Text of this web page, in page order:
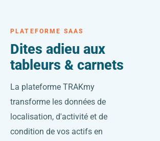
PLATEFORME SAAS
Dites adieu aux
tableurs & carnets
La plateforme TRAKmy
transforme les données de
localisation, d'activité et de
condition de vos actifs en